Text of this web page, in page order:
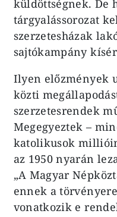
küldöttségnek. De
tárgyalássorozat
szerzetesházak
sajtókampány
Ilyen előzmények
közti
szerzetesrendek
Megegyeztek –
katolikusok
az 1950 nyarán
„A Magyar
ennek a
vonatkozik e